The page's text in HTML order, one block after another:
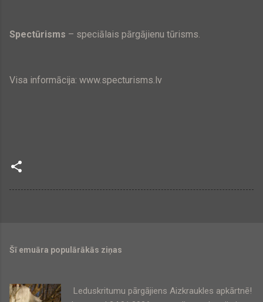
Spectūrisms – speciālais pārgājienu tūrisms.
Visa informācija: www.specturisms.lv
Šī emuāra populārākās ziņas
Leduskritumu pārgājiens Aizkraukles apkārtnē!